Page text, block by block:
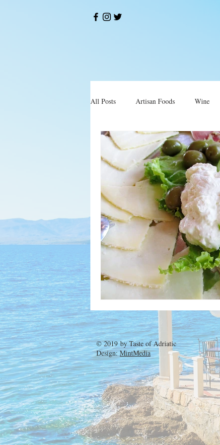
All Posts Artisan Foods Wine
Okusi Restorani i Konobe
© 2019 byTaste of Adriatic
Design:MintMedia